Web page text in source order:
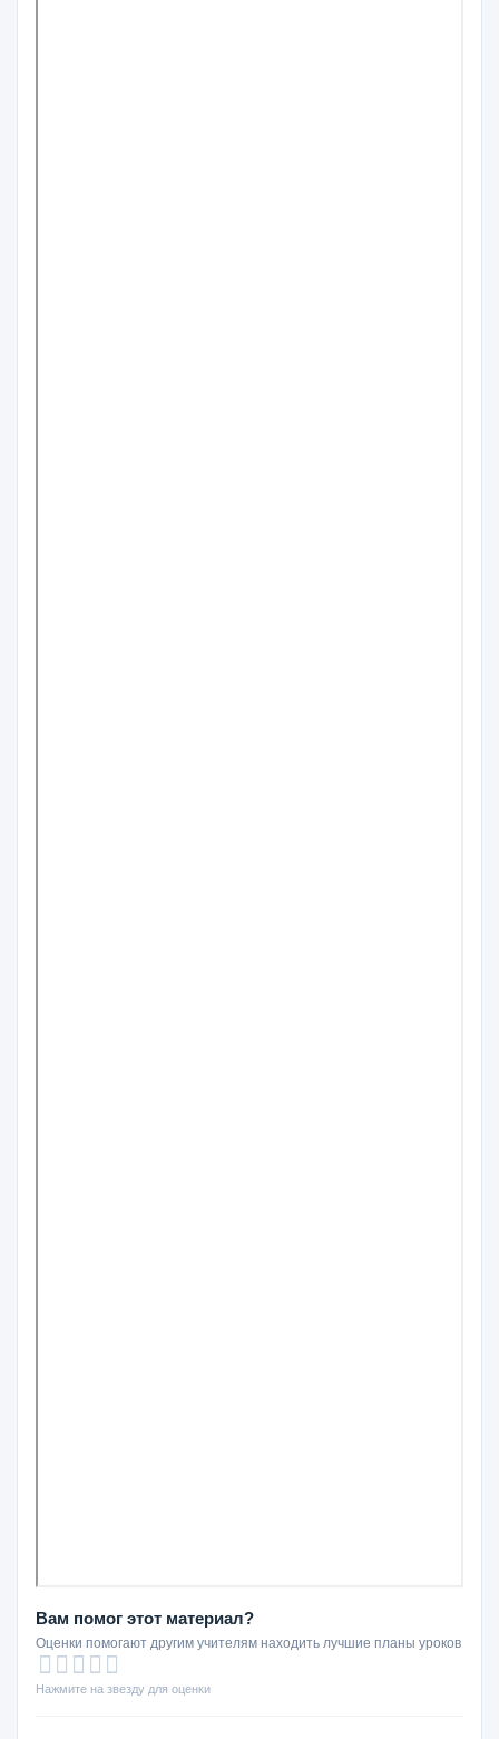
Вам помог этот материал?
Оценки помогают другим учителям находить лучшие планы уроков
Нажмите на звезду для оценки